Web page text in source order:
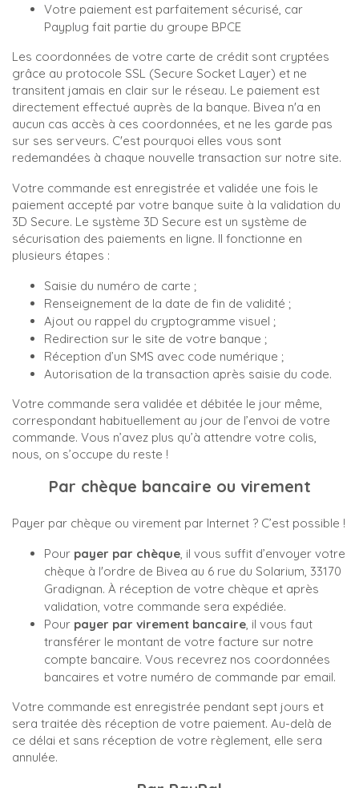
Votre paiement est parfaitement sécurisé, car
Payplug fait partie du groupe BPCE
Les coordonnées de votre carte de crédit sont cryptées
grâce au protocole SSL (Secure Socket Layer) et ne
transitent jamais en clair sur le réseau. Le paiement est
directement effectué auprès de la banque. Bivea n'a en
aucun cas accès à ces coordonnées, et ne les garde pas
sur ses serveurs. C'est pourquoi elles vous sont
redemandées à chaque nouvelle transaction sur notre site.
Votre commande est enregistrée et validée une fois le
paiement accepté par votre banque suite à la validation du
3D Secure. Le système 3D Secure est un système de
sécurisation des paiements en ligne. Il fonctionne en
plusieurs étapes :
Saisie du numéro de carte ;
Renseignement de la date de fin de validité ;
Ajout ou rappel du cryptogramme visuel ;
Redirection sur le site de votre banque ;
Réception d’un SMS avec code numérique ;
Autorisation de la transaction après saisie du code.
Votre commande sera validée et débitée le jour même,
correspondant habituellement au jour de l’envoi de votre
commande. Vous n’avez plus qu’à attendre votre colis,
nous, on s’occupe du reste !
Par chèque bancaire ou virement
Payer par chèque ou virement par Internet ? C’est possible !
Pour payer par chèque, il vous suffit d’envoyer votre
chèque à l'ordre de Bivea au 6 rue du Solarium, 33170
Gradignan. À réception de votre chèque et après
validation, votre commande sera expédiée.
Pour payer par virement bancaire, il vous faut
transférer le montant de votre facture sur notre
compte bancaire. Vous recevrez nos coordonnées
bancaires et votre numéro de commande par email.
Votre commande est enregistrée pendant sept jours et
sera traitée dès réception de votre paiement. Au-delà de
ce délai et sans réception de votre règlement, elle sera
annulée.